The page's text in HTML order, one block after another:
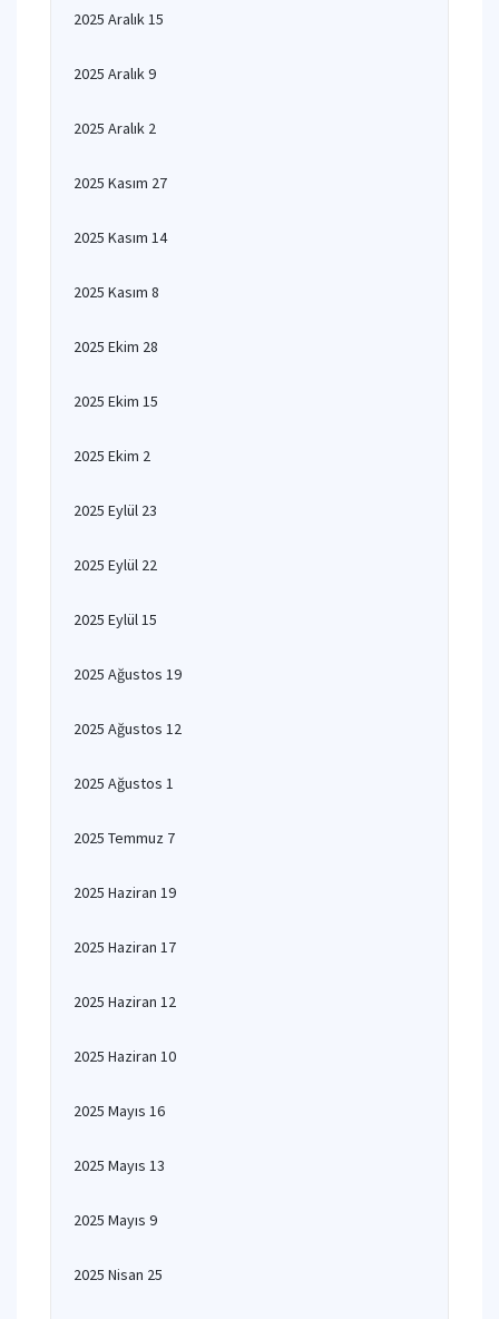
2025 Aralık 15
2025 Aralık 9
2025 Aralık 2
2025 Kasım 27
2025 Kasım 14
2025 Kasım 8
2025 Ekim 28
2025 Ekim 15
2025 Ekim 2
2025 Eylül 23
2025 Eylül 22
2025 Eylül 15
2025 Ağustos 19
2025 Ağustos 12
2025 Ağustos 1
2025 Temmuz 7
2025 Haziran 19
2025 Haziran 17
2025 Haziran 12
2025 Haziran 10
2025 Mayıs 16
2025 Mayıs 13
2025 Mayıs 9
2025 Nisan 25